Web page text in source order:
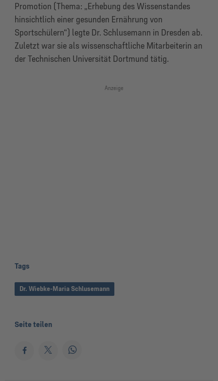
Promotion (Thema: „Erhebung des Wissenstandes
hinsichtlich einer gesunden Ernährung von
Sportschülern“) legte Dr. Schlusemann in Dresden ab.
Zuletzt war sie als wissenschaftliche Mitarbeiterin an
der Technischen Universität Dortmund tätig.
Anzeige
Tags
Dr. Wiebke-Maria Schlusemann
Seite teilen